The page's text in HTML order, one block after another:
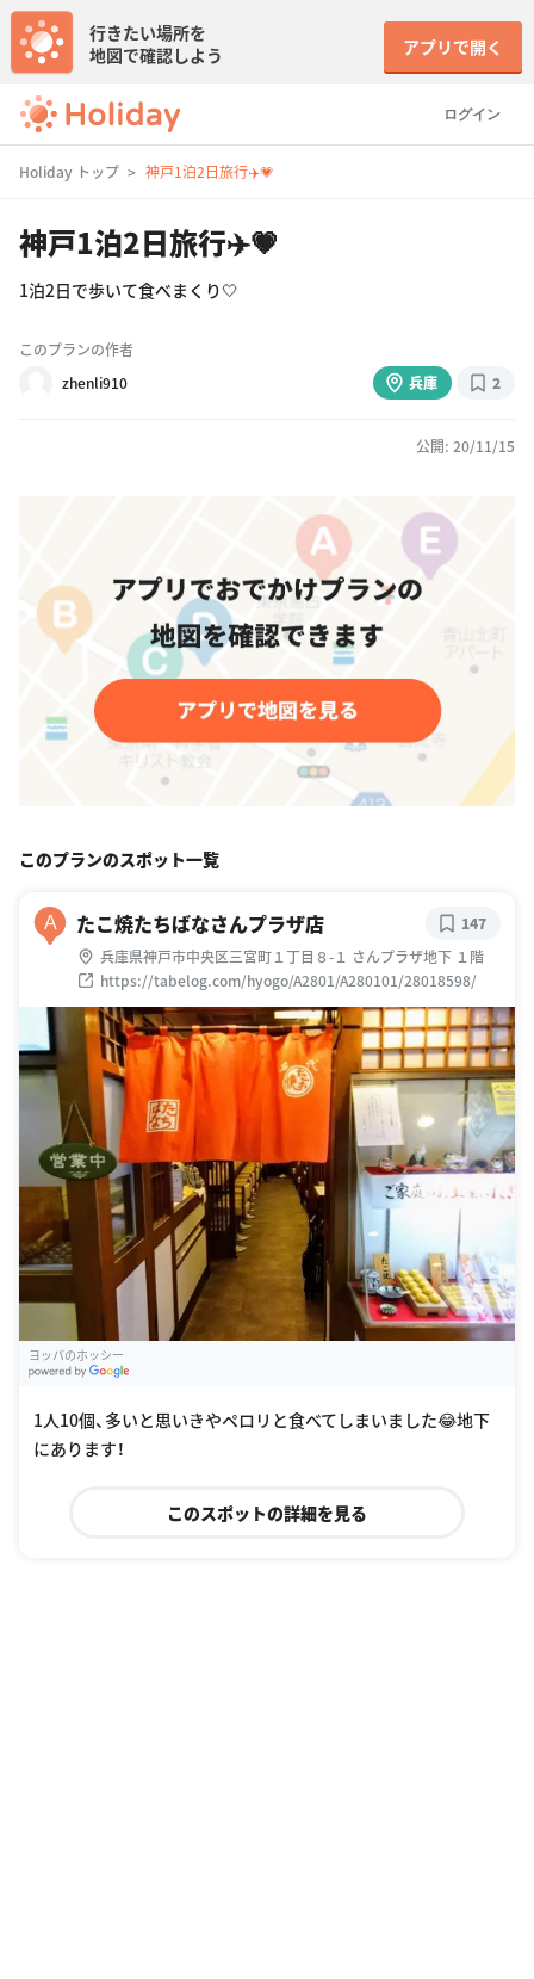
ログイン
行きたい場所を
地図で確認しよう
アプリで開く
Holiday トップ 神戸1泊2日旅行✈️💗
神戸1泊2日旅行✈️💗
1泊2日で歩いて食べまくり🤍
このプランの作者
zhenli910
兵庫 2
公開: 20/11/15
このプランのスポット一覧
A たこ焼たちばなさんプラザ店
兵庫県神戸市中央区三宮町１丁目８-１ さんプラザ地下 １階
https://tabelog.com/hyogo/A2801/A280101/28018598/
147
ヨッパのホッシー
1人10個、多いと思いきやペロリと食べてしまいました😂地下
にあります！
このスポットの詳細を見る